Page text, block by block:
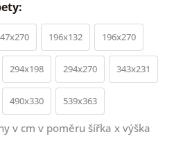
196x132 196x270
294x198 294x270 343x231
490x330 539x363
v cm v poměru šířka x výška